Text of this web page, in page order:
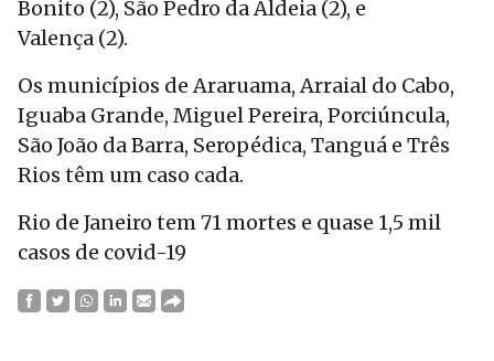
Bonito (2), São Pedro da Aldeia (2), e
Valença (2).
Os municípios de Araruama, Arraial do Cabo,
Iguaba Grande, Miguel Pereira, Porciúncula,
São João da Barra, Seropédica, Tanguá e Três
Rios têm um caso cada.
Rio de Janeiro tem 71 mortes e quase 1,5 mil
casos de covid-19